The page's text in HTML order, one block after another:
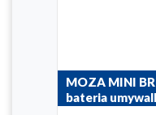
MOZA MINI
bateria